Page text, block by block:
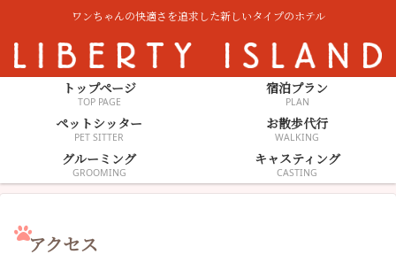
ワンちゃんの快適さを追求した新しいタイプのホテル
トップページ
TOP PAGE
宿泊プラン
PLAN
ペットシッター
PET SITTER
お散歩代行
WALKING
グルーミング
GROOMING
キャスティング
CASTING
アクセス